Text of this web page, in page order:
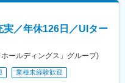
／年休126日／UIター
ールディングス」グループ)
業種未経験歓迎